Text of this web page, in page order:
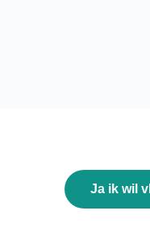
ja ik wil